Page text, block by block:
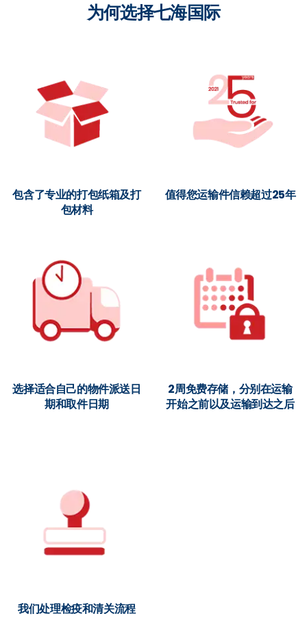
为何选择七海国际
包含了专业的打包纸箱及打
包材料
值得您运输件信赖超过25年
选择适合自己的物件派送日
期和取件日期
2周免费存储，分别在运输
开始之前以及运输到达之后
我们处理检疫和清关流程